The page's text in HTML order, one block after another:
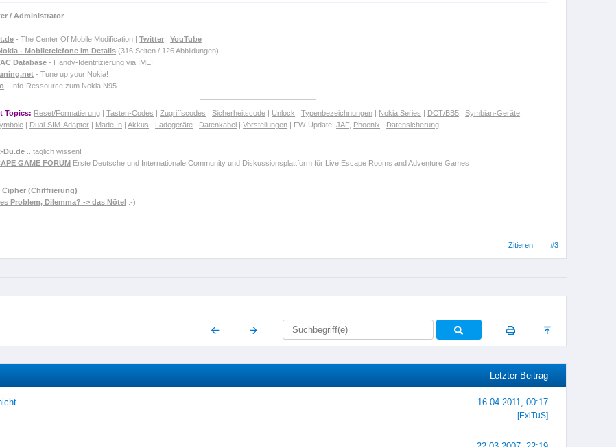
/ Administrator
- The Center Of Mobile Modification |Twitter |YouTube
- Mobiletelefone im Details (316 Seiten / 126 Abbildungen)
Database - Handy-Identifizierung via IMEI
- Tune up your Nokia!
- Info-Ressource zum Nokia N95
Topics: Reset/Formatierung |Tasten-Codes | Zugriffscodes |Sicherheitscode | Unlock |Typenbezeichnungen | Nokia Series | DCT/BB5 |Symbian-Geräte |
| Dual-SIM-Adapter | Made In |Akkus | Ladegeräte | Datenkabel |Vorstellungen | FW-Update:JAF, Phoenix | Datensicherung
Du.de ...täglich wissen!
GAME FORUM Erste Deutsche und Internationale Community und Diskussionsplattform für Live Escape Rooms and Adventure Games
Cipher (Chiffrierung)
Problem, Dilemma? -> das Nötel :-)
Zitieren #3
Letzter Beitrag
16.04.2011, 00:17
[ExiTuS]